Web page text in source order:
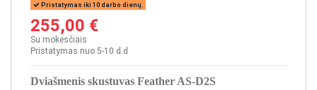
Pristatymas iki 10 darbo dienų.
255,00 €
Su mokesčiais
Pristatymas nuo 5-10 d.d
Dviašmenis skustuvas Feather AS-D2S